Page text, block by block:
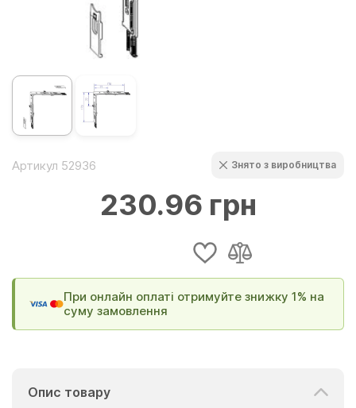
Артикул 52936 Знято з виробництва
230.96 грн
При онлайн оплаті отримуйте знижку 1% на
суму замовлення
Опис товару